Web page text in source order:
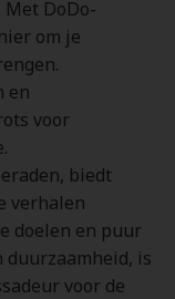
DoDo-
om je
en
voor
biedt
verhalen
doelen en puur
duurzaamheid, is
voor de